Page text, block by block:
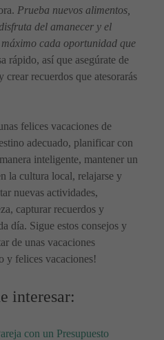
Prueba nuevos alimentos,
del amanecer y el
cada oportunidad que
rápido, así que asegúrate de
recuerdos que atesorarás
felices vacaciones de
adecuado, planificar con
inteligente, mantener un
la cultura local, relajarse y
nuevas actividades,
capturar recuerdos y
día. Sigue estos consejos y
de unas vacaciones
y felices vacaciones!
interesar:
con un Presupuesto